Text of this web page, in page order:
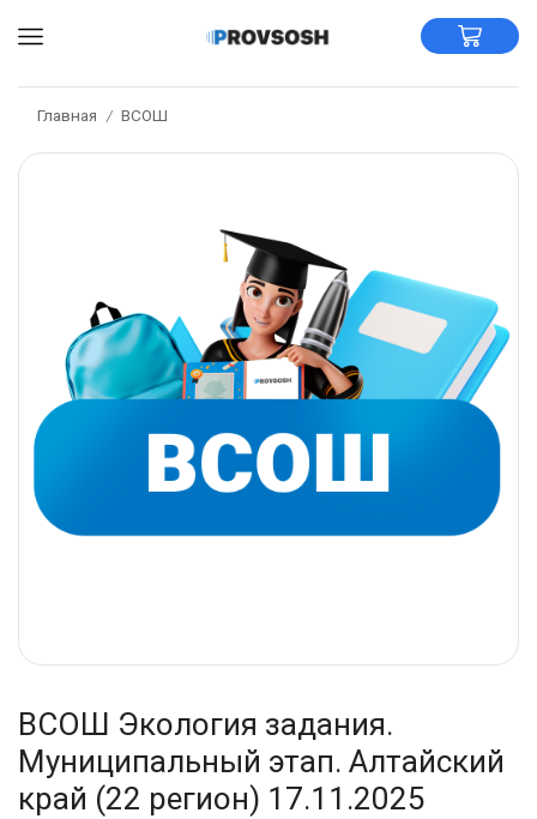
Главная / ВСОШ
ВСОШ Экология задания.
Муниципальный этап. Алтайский
край (22 регион) 17.11.2025